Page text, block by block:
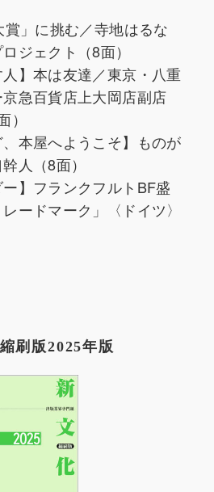
」に挑む／寺地はるな
ジェクト（8面）
】本は友達／東京・八重
急百貨店上大岡店副店
）
本屋へようこそ】ものが
人（8面）
】フランクフルトBF盛
ードマーク」〈ドイツ〉
刷版2025年版